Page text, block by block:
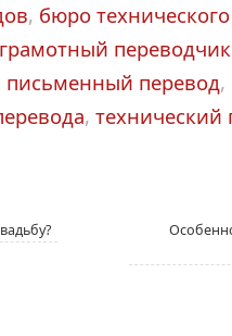
, бюро
грамотный переводчик
письменный перевод,
, технический